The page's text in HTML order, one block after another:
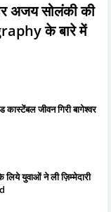
अजय सोलंकी की
के बारे में
जीवन गिरी बागेश्वर
लिये युवाओं ने ली ज़िम्मेदारी